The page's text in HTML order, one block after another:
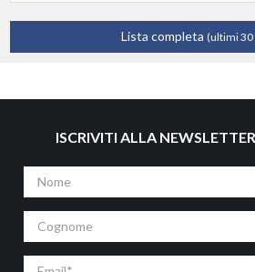
Lista completa (ultimi 30
ISCRIVITI ALLA
Nome
Cognome
Email